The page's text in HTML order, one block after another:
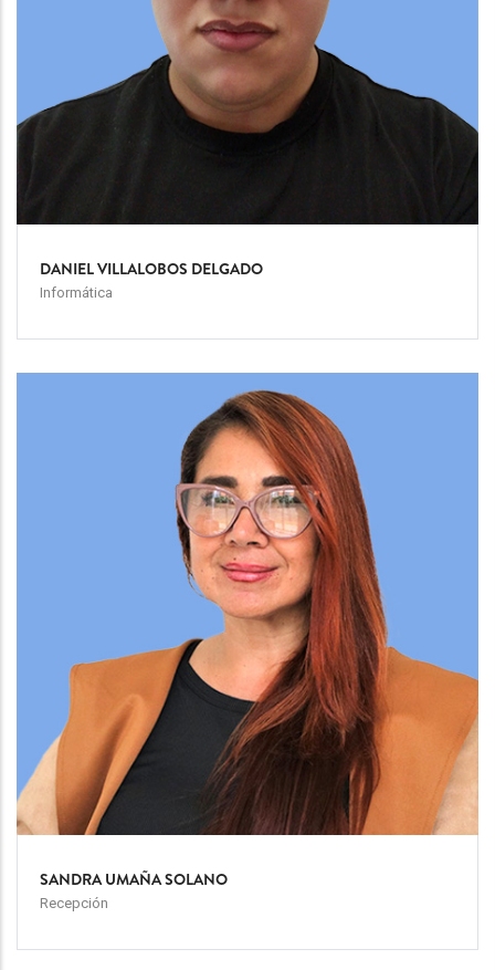
DANIEL VILLALOBOS DELGADO
Informática
SANDRA UMAÑA SOLANO
Recepción